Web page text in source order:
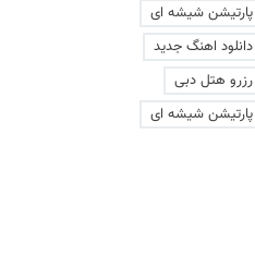
پارتیشن شیشه ای
دانلود اهنگ جدید
رزرو هتل دبی
پارتیشن شیشه ای